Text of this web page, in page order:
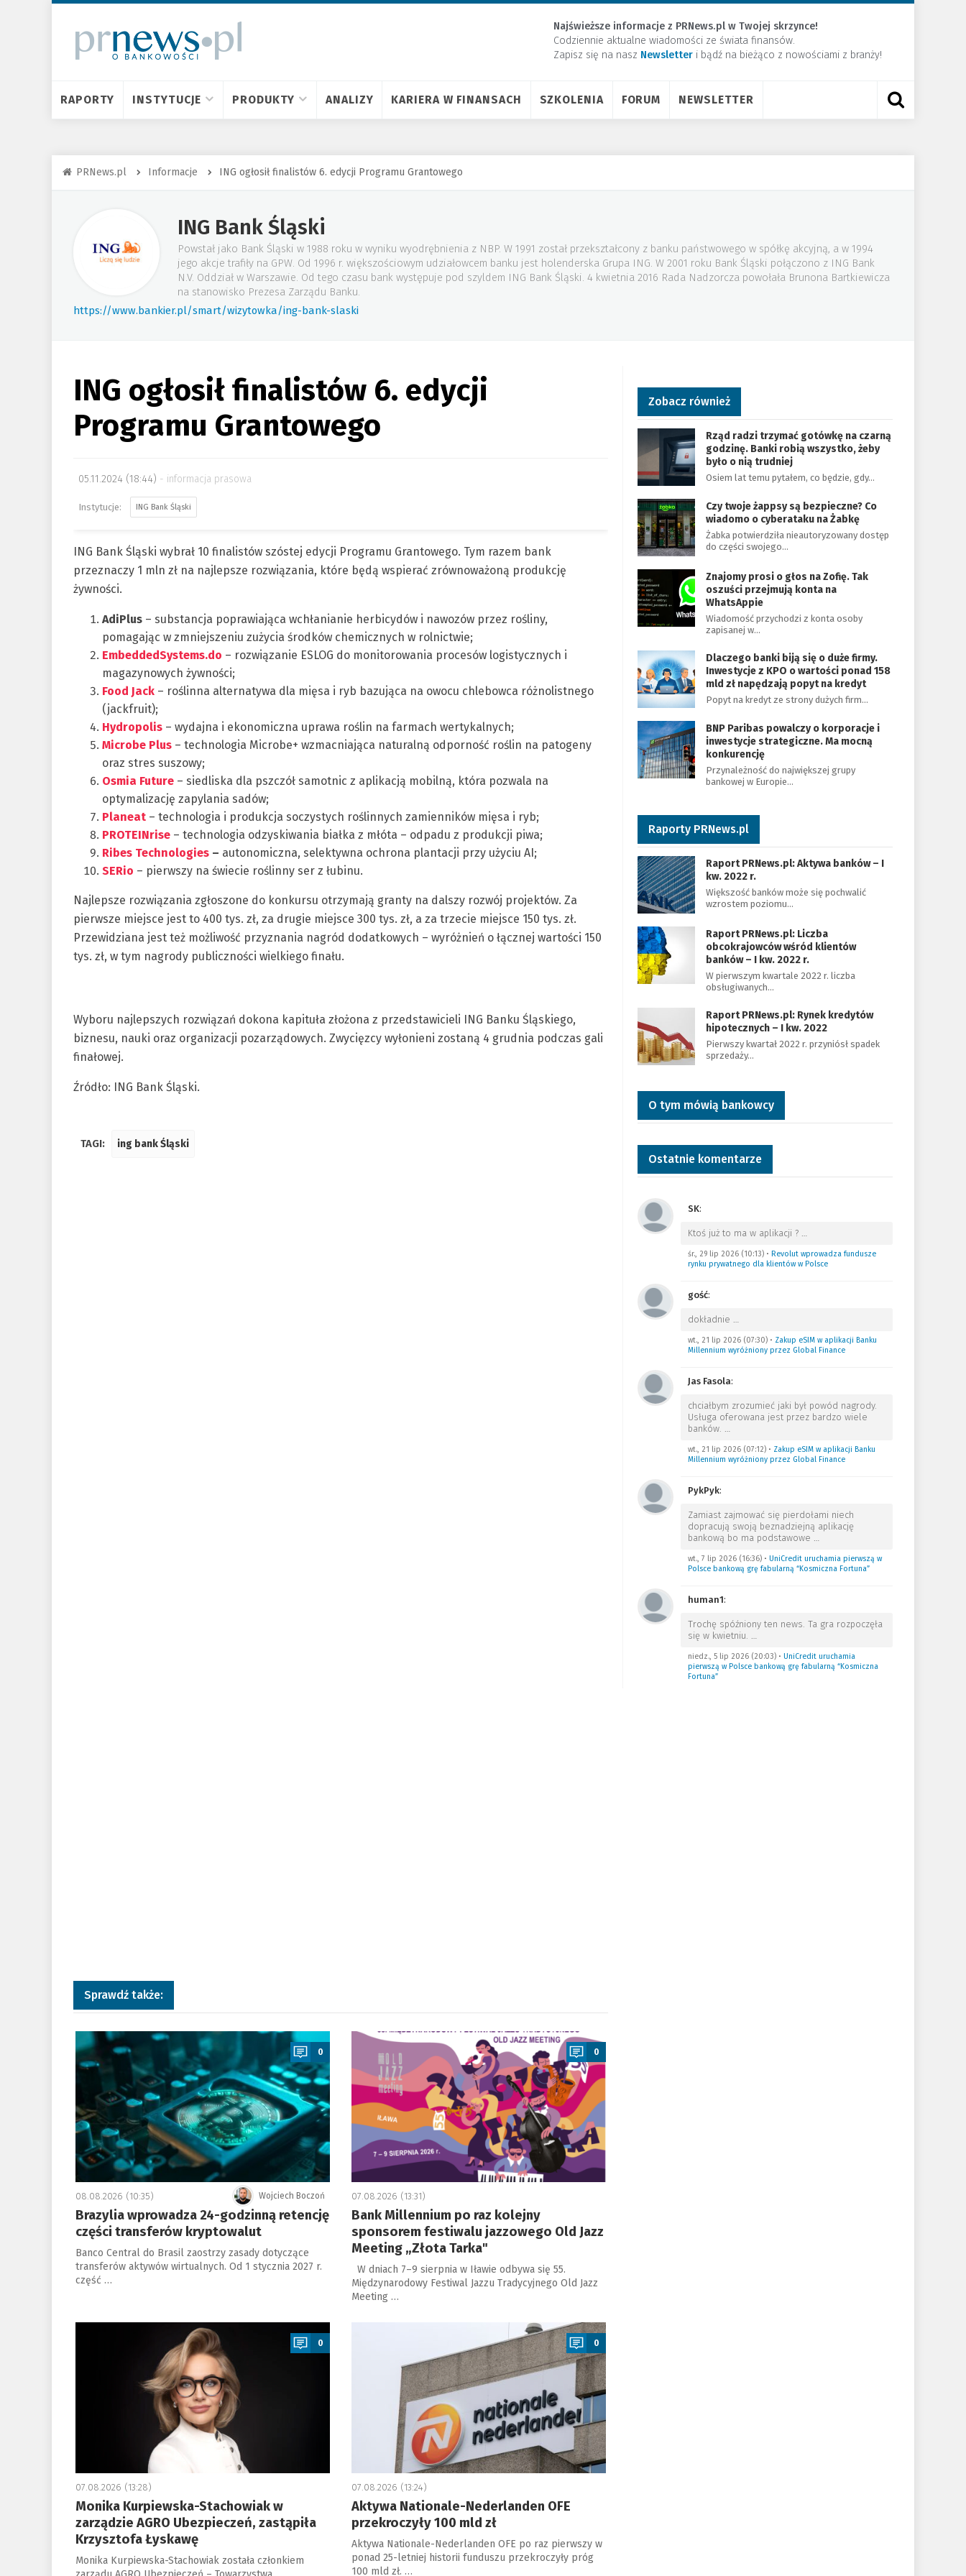
Najświeższe informacje z PRNews.pl w Twojej skrzynce!
Codziennie aktualne wiadomości ze świata finansów.
Zapisz się na nasz Newsletter ​i bądź na bieżąco z nowościami z branży!
RAPORTY INSTYTUCJE PRODUKTY ANALIZY KARIERA W FINANSACH SZKOLENIA FORUM NEWSLETTER
PRNews.pl Informacje ING ogłosił finalistów 6. edycji Programu Grantowego
ING Bank Śląski
Powstał jako Bank Śląski w 1988 roku w wyniku wyodrębnienia z NBP. W 1991 został przekształcony z banku państwowego w spółkę akcyjną, a w 1994
jego akcje trafiły na GPW. Od 1996 r. większościowym udziałowcem banku jest holenderska Grupa ING. W 2001 roku Bank Śląski połączono z ING Bank
N.V. Oddział w Warszawie. Od tego czasu bank występuje pod szyldem ING Bank Śląski. 4 kwietnia 2016 Rada Nadzorcza powołała Brunona Bartkiewicza
na stanowisko Prezesa Zarządu Banku.
https://www.bankier.pl/smart/wizytowka/ing-bank-slaski
ING ogłosił finalistów 6. edycji
Programu Grantowego
05.11.2024 (18:44) informacja prasowa
ING Bank Śląski
ING Bank Śląski wybrał 10 finalistów szóstej edycji Programu Grantowego. Tym razem bank
przeznaczy 1 mln zł na najlepsze rozwiązania, które będą wspierać zrównoważoną produkcję
żywności.
AdiPlus – substancja poprawiająca wchłanianie herbicydów i nawozów przez rośliny,
pomagając w zmniejszeniu zużycia środków chemicznych w rolnictwie;
EmbeddedSystems.do – rozwiązanie ESLOG do monitorowania procesów logistycznych i
magazynowych żywności;
Food Jack – roślinna alternatywa dla mięsa i ryb bazująca na owocu chlebowca różnolistnego
(jackfruit);
Hydropolis – wydajna i ekonomiczna uprawa roślin na farmach wertykalnych;
Microbe Plus – technologia Microbe+ wzmacniająca naturalną odporność roślin na patogeny
oraz stres suszowy;
Osmia Future – siedliska dla pszczół samotnic z aplikacją mobilną, która pozwala na
optymalizację zapylania sadów;
Planeat – technologia i produkcja soczystych roślinnych zamienników mięsa i ryb;
PROTEINrise – technologia odzyskiwania białka z młóta – odpadu z produkcji piwa;
Ribes Technologies – autonomiczna, selektywna ochrona plantacji przy użyciu AI;
SERio – pierwszy na świecie roślinny ser z łubinu.
Najlepsze rozwiązania zgłoszone do konkursu otrzymają granty na dalszy rozwój projektów. Za
pierwsze miejsce jest to 400 tys. zł, za drugie miejsce 300 tys. zł, a za trzecie miejsce 150 tys. zł.
Przewidziana jest też możliwość przyznania nagród dodatkowych – wyróżnień o łącznej wartości 150
tys. zł, w tym nagrody publiczności wielkiego finału.
Wyboru najlepszych rozwiązań dokona kapituła złożona z przedstawicieli ING Banku Śląskiego,
biznesu, nauki oraz organizacji pozarządowych. Zwycięzcy wyłonieni zostaną 4 grudnia podczas gali
finałowej.
Źródło: ING Bank Śląski.
TAGI: ing bank Śląski
Sprawdź także:
a
0
Wojciech Boczoń
08.08.2026 (10:35)
Brazylia wprowadza 24-godzinną retencję
części transferów kryptowalut
Banco Central do Brasil zaostrzy zasady dotyczące
transferów aktywów wirtualnych. Od 1 stycznia 2027 r.
część …
a
0
07.08.2026 (13:31)
Bank Millennium po raz kolejny
sponsorem festiwalu jazzowego Old Jazz
Meeting „Złota Tarka"
W dniach 7–9 sierpnia w Iławie odbywa się 55.
Międzynarodowy Festiwal Jazzu Tradycyjnego Old Jazz
Meeting …
a
0
07.08.2026 (13:28)
Monika Kurpiewska-Stachowiak w
zarządzie AGRO Ubezpieczeń, zastąpiła
Krzysztofa Łyskawę
Monika Kurpiewska-Stachowiak została członkiem
0
07.08.2026 (13:24)
Aktywa Nationale-Nederlanden OFE
przekroczyły 100 mld zł
Aktywa Nationale-Nederlanden OFE po raz pierwszy w
ponad 25-letniej historii funduszu przekroczyły próg
100 mld zł. …
Zobacz również
Rząd radzi trzymać gotówkę na czarną
godzinę. Banki robią wszystko, żeby
było o nią trudniej
Osiem lat temu pytałem, co będzie, gdy…
Czy twoje żappsy są bezpieczne? Co
wiadomo o cyberataku na Żabkę
Żabka potwierdziła nieautoryzowany dostęp
do części swojego…
Znajomy prosi o głos na Zofię. Tak
oszuści przejmują konta na
WhatsAppie
Wiadomość przychodzi z konta osoby
zapisanej w…
Dlaczego banki biją się o duże firmy.
Inwestycje z KPO o wartości ponad 158
mld zł napędzają popyt na kredyt
Popyt na kredyt ze strony dużych firm…
BNP Paribas powalczy o korporacje i
inwestycje strategiczne. Ma mocną
konkurencję
Przynależność do największej grupy
bankowej w Europie…
Raporty PRNews.pl
Raport PRNews.pl: Aktywa banków – I
kw. 2022 r.
Większość banków może się pochwalić
wzrostem poziomu…
Raport PRNews.pl: Liczba
obcokrajowców wśród klientów
banków – I kw. 2022 r.
W pierwszym kwartale 2022 r. liczba
obsługiwanych…
Raport PRNews.pl: Rynek kredytów
hipotecznych – I kw. 2022
Pierwszy kwartał 2022 r. przyniósł spadek
sprzedaży…
O tym mówią bankowcy
Ostatnie komentarze
SK:
Ktoś już to ma w aplikacji ? …
śr., 29 lip 2026 (10:13)• Revolut wprowadza fundusze
rynku prywatnego dla klientów w Polsce
gość:
dokładnie …
wt., 21 lip 2026 (07:30)• Zakup eSIM w aplikacji Banku
Millennium wyróżniony przez Global Finance
Jas Fasola:
chciałbym zrozumieć jaki był powód nagrody.
Usługa oferowana jest przez bardzo wiele
banków. …
wt., 21 lip 2026 (07:12)• Zakup eSIM w aplikacji Banku
Millennium wyróżniony przez Global Finance
PykPyk:
Zamiast zajmować się pierdołami niech
dopracują swoją beznadziejną aplikację
bankową bo ma podstawowe …
wt., 7 lip 2026 (16:36)• UniCredit uruchamia pierwszą w
Polsce bankową grę fabularną “Kosmiczna Fortuna”
human1:
Trochę spóźniony ten news. Ta gra rozpoczęła
się w kwietniu. …
niedz., 5 lip 2026 (20:03)• UniCredit uruchamia
pierwszą w Polsce bankową grę fabularną “Kosmiczna
Fortuna”